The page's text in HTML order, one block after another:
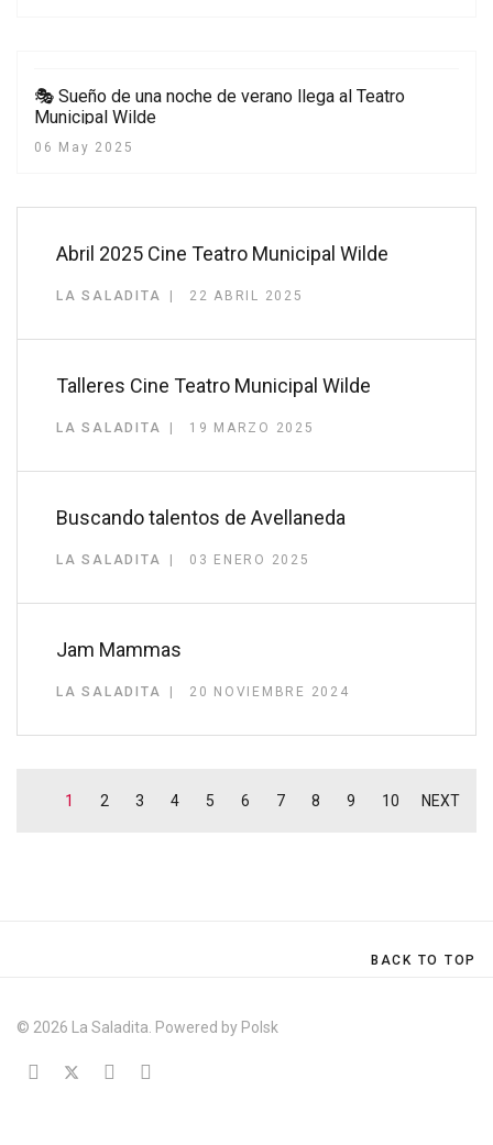
🎭 Sueño de una noche de verano llega al Teatro
Municipal Wilde
06 May 2025
Abril 2025 Cine Teatro Municipal Wilde
LA SALADITA 22 ABRIL 2025
Talleres Cine Teatro Municipal Wilde
LA SALADITA 19 MARZO 2025
Buscando talentos de Avellaneda
LA SALADITA 03 ENERO 2025
Jam Mammas
LA SALADITA 20 NOVIEMBRE 2024
1 2 3 4 5 6 7 8 9 10 NEXT
BACK TO TOP
© 2026 La Saladita. Powered by Polsk